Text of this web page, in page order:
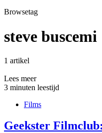
Browsetag
steve buscemi
1 artikel
Lees meer
3 minuten leestijd
Films
Geekster